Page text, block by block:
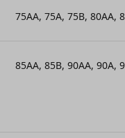
75AA, 75A, 75B, 80AA,
85AA, 85B, 90AA, 90A,